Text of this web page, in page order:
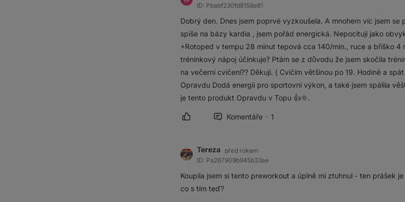
ID: Pbabf230fd8158e81
Dobrý den. Dnes jsem poprvé vyzkoušela. A mnohem víc jsem
spíše na bázy kardia , jsem pořád energická. Nepocituji jako
+Rotoped v tempu 28 minut tepová cca 140/min., ruce a bříško
tréninkový nápoj účinkuje? Ptám se z důvodu že jsem skočila
na večerní cvičení?? Děkuji. ( Cvičím většinou po 19. Hodině a
Opravdu Dodá energii pro sportovní výkon, a také jsem spálila
je tento produkt Opravdu v Topu 👍🌞.
Označit příspěvek jako přínosný
Komentáře 1
Tereza
před rokem
ID: Pa267909b945b33ae
Koupila jsem si tento preworkout a úplně mi ztuhnul - ten prášek
co s tím teď?